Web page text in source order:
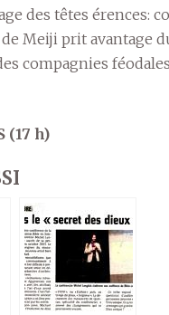
des têtes érences:
Meiji prit avantage
compagnies
(17 h)